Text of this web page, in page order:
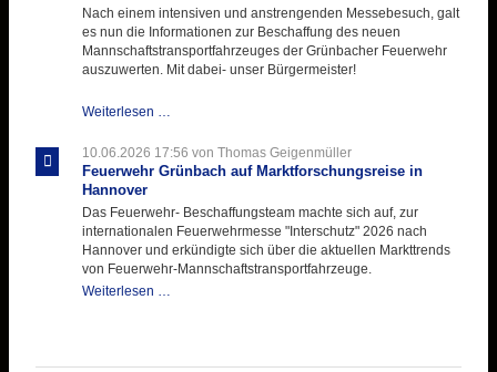
Nach einem intensiven und anstrengenden Messebesuch, galt
es nun die Informationen zur Beschaffung des neuen
Mannschaftstransportfahrzeuges der Grünbacher Feuerwehr
auszuwerten. Mit dabei- unser Bürgermeister!
Weiterlesen …
Informationen
aus
aus
10.06.2026 17:56 von Thomas Geigenmüller
Feuerwehr Grünbach auf Marktforschungsreise in
Hannover
Das Feuerwehr- Beschaffungsteam machte sich auf, zur
internationalen Feuerwehrmesse "Interschutz" 2026 nach
Hannover und erkündigte sich über die aktuellen Markttrends
von Feuerwehr-Mannschaftstransportfahrzeuge.
Weiterlesen …
in